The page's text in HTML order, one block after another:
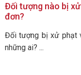
Đối tượng nào bị
đơn?
Đối tượng bị xử phạt
những ai? ...